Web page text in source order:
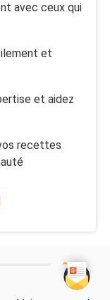
avec ceux qui
et
et aidez
recettes